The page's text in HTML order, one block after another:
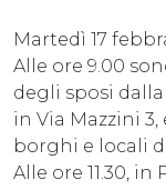
Martedì 17
Alle ore 9.00
degli sposi
in Via Mazzini
borghi e locali
Alle ore 11.30, in